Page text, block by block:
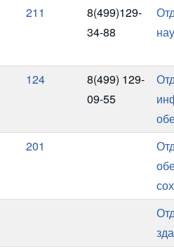
211
8(499)129-
34-88
124
8(499) 129-
09-55
201